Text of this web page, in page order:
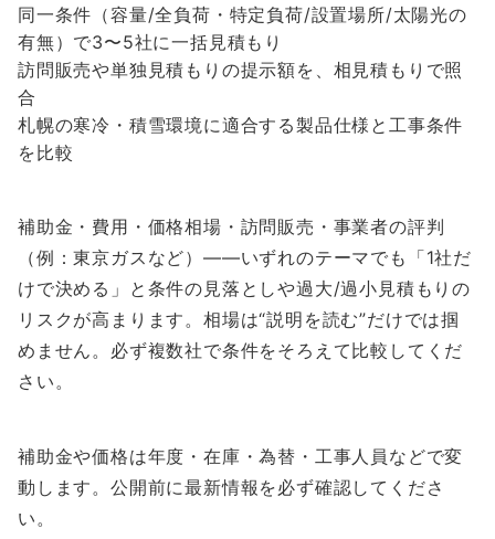
同一条件（容量/全負荷・特定負荷/設置場所/太陽光の
有無）で3〜5社に一括見積もり
訪問販売や単独見積もりの提示額を、相見積もりで照
合
札幌の寒冷・積雪環境に適合する製品仕様と工事条件
を比較
補助金・費用・価格相場・訪問販売・事業者の評判
（例：東京ガスなど）――いずれのテーマでも「1社だ
けで決める」と条件の見落としや過大/過小見積もりの
リスクが高まります。相場は“説明を読む”だけでは掴
めません。必ず複数社で条件をそろえて比較してくだ
さい。
補助金や価格は年度・在庫・為替・工事人員などで変
動します。公開前に最新情報を必ず確認してくださ
い。